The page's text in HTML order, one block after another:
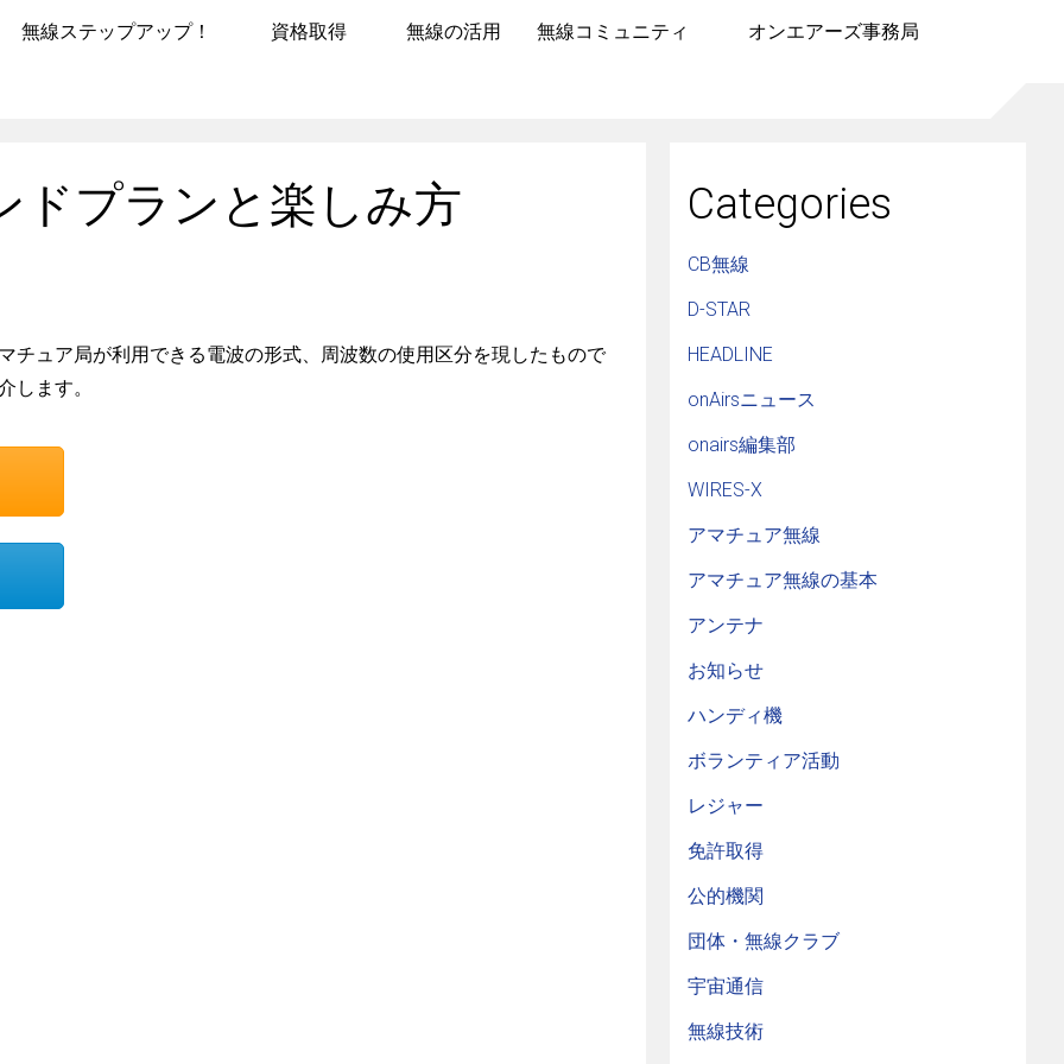
無線ステップアップ！ 資格取得 無線の活用 無線コミュニティ オンエアーズ事務局
ドプランと楽しみ方
チュア局が利用できる電波の形式、周波数の使用区分を現したもので
します。
Categories
CB無線
D-STAR
HEADLINE
onAirsニュース
onairs編集部
WIRES-X
アマチュア無線
アマチュア無線の基本
アンテナ
お知らせ
ハンディ機
ボランティア活動
レジャー
免許取得
公的機関
団体・無線クラブ
宇宙通信
無線技術